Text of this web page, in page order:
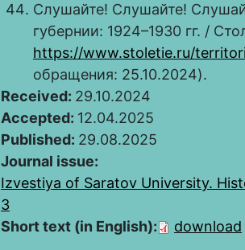
Слушайте! Слушайте!
губернии: 1924–1930 гг. /
https://www.stoletie.ru/
обращения: 25.10.2024).
Received: 29.10.2024
Accepted: 12.04.2025
Published: 29.08.2025
Journal issue:
Izvestiya of Saratov University.
3
Short text (in English):
download